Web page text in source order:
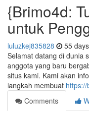
{Brimo4d:
untuk
luluzkej835828 55
Selamat datang di dunia
anggota yang baru
situs kami. Kami akan
langkah membuat
Comments